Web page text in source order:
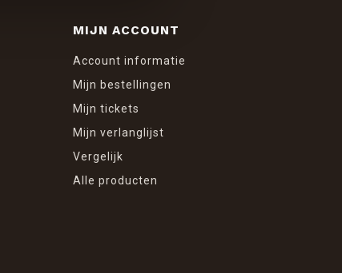
MIJN ACCOUNT
Account informatie
Mijn bestellingen
Mijn tickets
Mijn verlanglijst
Vergelijk
Alle producten